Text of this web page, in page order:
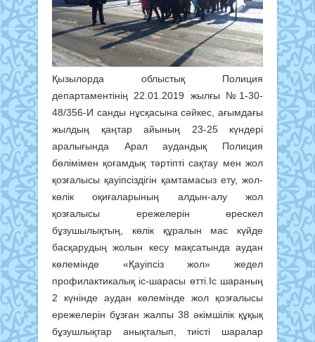
Қызылорда облыстық Полиция
департаментінің 22.01.2019 жылғы №1-30-
48/356-И санды нұсқасына сәйкес, ағымдағы
жылдың қаңтар айының 23-25 күндері
аралығында Арал аудандық Полиция
бөлімімен қоғамдық тәртіпті сақтау мен жол
қозғалысы қауіпсіздігін қамтамасыз ету, жол-
көлік оқиғаларының алдын-алу жол
қозғалысы ережелерін өрескел
бұзушылықтың, көлік құралын мас күйде
басқарудың жолын кесу мақсатында аудан
көлемінде «Қауіпсіз жол» жедел
профилактикалық іс-шарасы өтті.Іс шараның
2 күнінде аудан көлемінде жол қозғалысы
ережелерін бұзған жалпы 38 әкімшілік құқық
бұзушлықтар анықталып, тиісті шаралар